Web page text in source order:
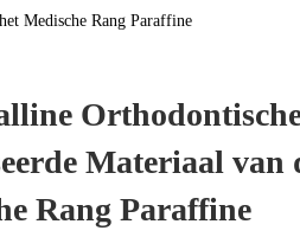
Medische Rang Paraffine
Materiaal van
Rang Paraffine